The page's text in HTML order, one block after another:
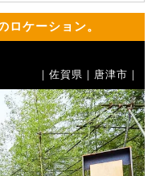
ロケーション。
｜佐賀県｜唐津市｜